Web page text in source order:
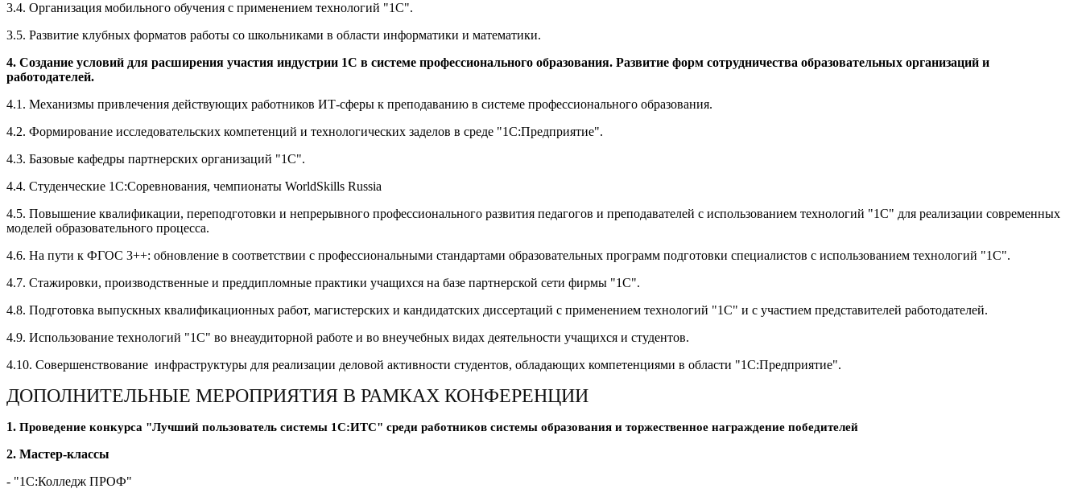
3.4. Организация мобильного обучения с применением технологий "1С".
3.5. Развитие клубных форматов работы со школьниками в области информатики и математики.
4. Создание условий для расширения участия индустрии 1С в системе профессионального образования. Развитие форм сотрудничества образовательных организаций и
работодателей.
4.1. Механизмы привлечения действующих работников ИТ-сферы к преподаванию в системе профессионального образования.
4.2. Формирование исследовательских компетенций и технологических заделов в среде "1С:Предприятие".
4.3. Базовые кафедры партнерских организаций "1С".
4.4. Студенческие 1С:Соревнования, чемпионаты WorldSkills Russia
4.5. Повышение квалификации, переподготовки и непрерывного профессионального развития педагогов и преподавателей с использованием технологий "1С" для реализации современных
моделей образовательного процесса.
4.6. На пути к ФГОС 3++: обновление в соответствии с профессиональными стандартами образовательных программ подготовки специалистов с использованием технологий "1С".
4.7. Стажировки, производственные и преддипломные практики учащихся на базе партнерской сети фирмы "1С".
4.8. Подготовка выпускных квалификационных работ, магистерских и кандидатских диссертаций с применением технологий "1С" и с участием представителей работодателей.
4.9. Использование технологий "1С" во внеаудиторной работе и во внеучебных видах деятельности учащихся и студентов.
4.10. Совершенствование инфраструктуры для реализации деловой активности студентов, обладающих компетенциями в области "1С:Предприятие".
ДОПОЛНИТЕЛЬНЫЕ МЕРОПРИЯТИЯ В РАМКАХ КОНФЕРЕНЦИИ
1. Проведение конкурса "Лучший пользователь системы 1С:ИТС" среди работников системы образования и торжественное награждение победителей
2. Мастер-классы
- "1С:Колледж ПРОФ"